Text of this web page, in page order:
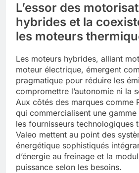
L’essor des
hybrides et la
les moteurs
Les moteurs hybrides, alliant
moteur électrique, émergent
pragmatique pour réduire les
compromettre l’autonomie ni la
Aux côtés des marques comme
qui commercialisent une
les fournisseurs technologiques
Valeo mettent au point des
énergétique sophistiqués
d’énergie au freinage et la
puissance selon les besoins.